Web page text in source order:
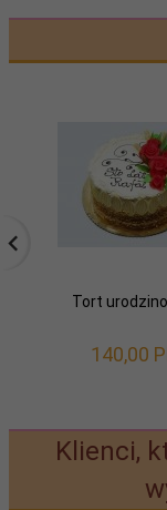
Tort
140,00
Klienci,